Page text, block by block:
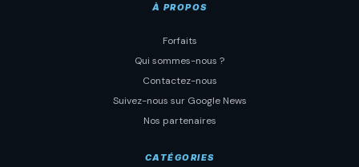
À PROPOS
Forfaits
Qui sommes-nous ?
Contactez-nous
Suivez-nous sur Google News
Nos partenaires
CATÉGORIES